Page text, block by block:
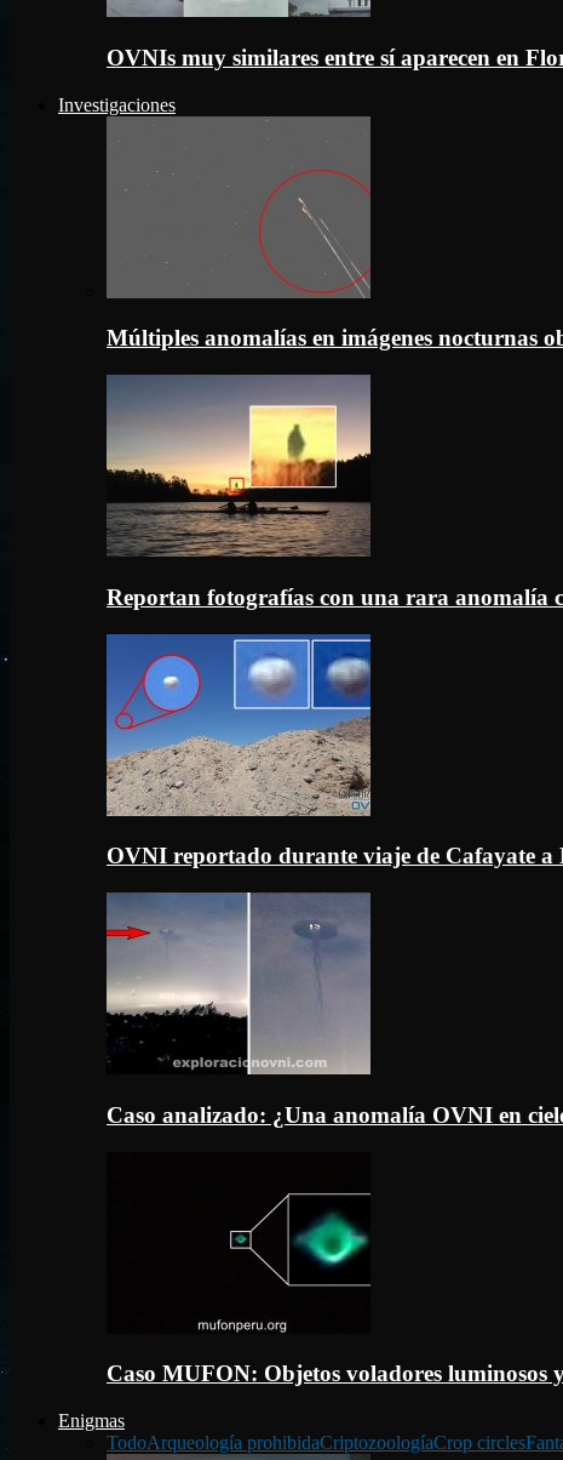
OVNIs muy similares entre sí aparecen en
Investigaciones
Múltiples anomalías en imágenes nocturnas
Reportan fotografías con una rara anomalía
OVNI reportado durante viaje de Cafayate a
Caso analizado: ¿Una anomalía OVNI en
Caso MUFON: Objetos voladores
Enigmas
TodoArqueología prohibidaCriptozoologíaCrop circles